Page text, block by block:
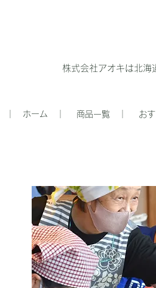
株式会社アオキは北
｜ ホーム ｜ 商品一覧 ｜ お